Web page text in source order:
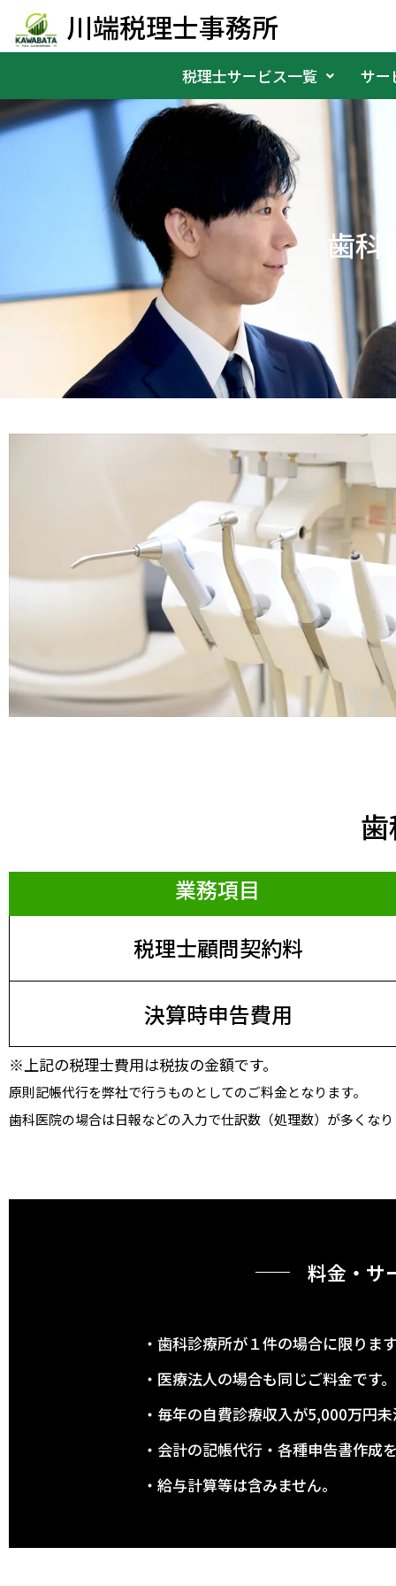
ス
キ
川端税理士事務所
税理士サービス一覧 サー
歯科
業務項目
税理士顧問契約料
決算時申告費用
※上記の税理士費用は税抜の金額です。
原則記帳代行を弊社で行うものとしてのご料金となります。
歯科医院の場合は日報などの入力で仕訳数（処理数）が多くな
料金・サ
・歯科診療所が１件の場合に限りま
・医療法人の場合も同じご料金です。
・毎年の自費診療収入が5,000万円
・会計の記帳代行・各種申告書作成
・給与計算等は含みません。